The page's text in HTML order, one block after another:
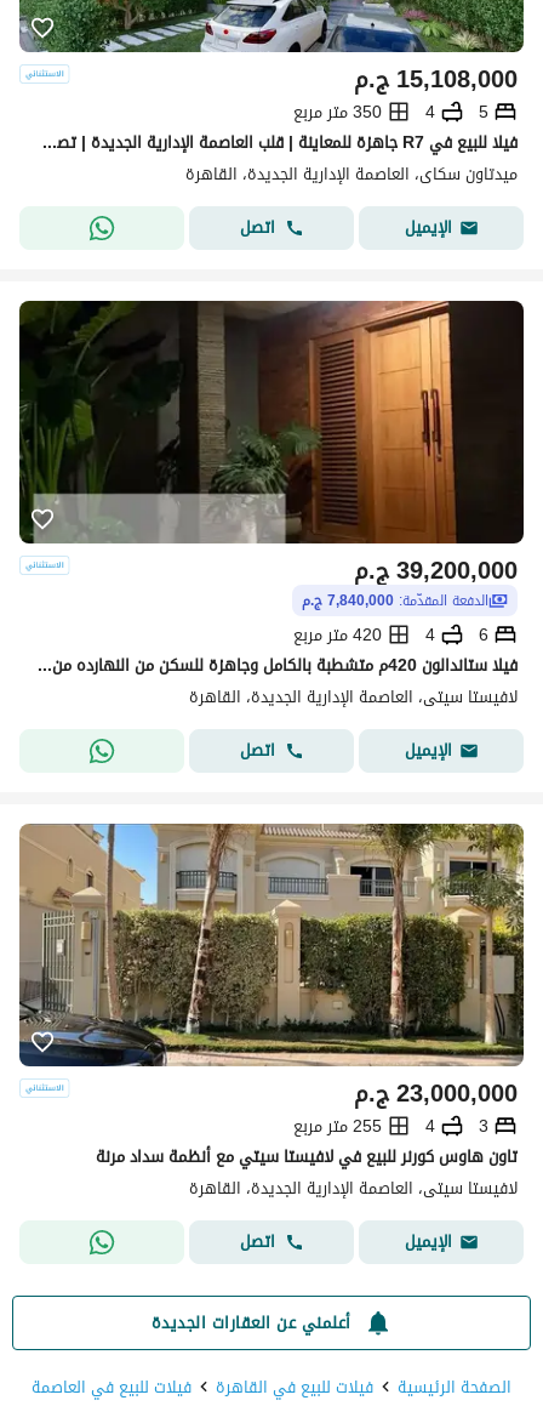
ج.م15,108,000
5
4
350 متر مربع
فيلا للبيع في R7 جاهزة للمعاينة | قلب العاصمة الإدارية الجديدة | تصميم فاخر وخدمات متكاملة
ميدتاون سكاى، العاصمة الإدارية الجديدة، القاهرة
الإيميل
اتصل
ج.م39,200,000
الدفعة المقدّمة: 7,840,000 ج.م
6
4
420 متر مربع
فيلا ستاندالون 420م متشطبة بالكامل وجاهزة للسكن من النهارده من لاڤيستا و بڤيو بول و لاندسكيب
لافيستا سيتى، العاصمة الإدارية الجديدة، القاهرة
الإيميل
اتصل
ج.م23,000,000
3
4
255 متر مربع
تاون هاوس كورنر للبيع في لافيستا سيتي مع أنظمة سداد مرنة
لافيستا سيتى، العاصمة الإدارية الجديدة، القاهرة
الإيميل
اتصل
أعلمني عن العقارات الجديدة
الصفحة الرئيسية
فيلات للبيع في القاهرة فيلات للبيع في العاصمة